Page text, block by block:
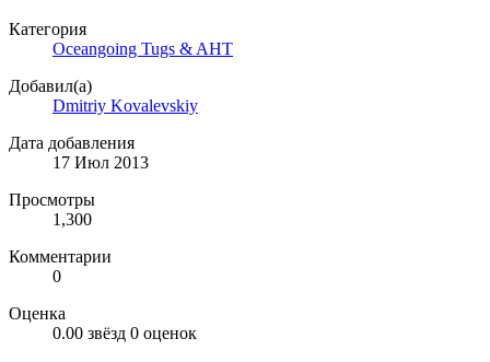
Категория
Oceangoing Tugs & AHT
Добавил(а)
Dmitriy Kovalevskiy
Дата добавления
17 Июл 2013
Просмотры
1,300
Комментарии
0
Оценка
0.00 звёзд 0 оценок